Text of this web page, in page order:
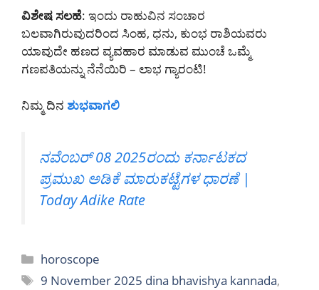
ವಿಶೇಷ ಸಲಹೆ: ಇಂದು ರಾಹುವಿನ ಸಂಚಾರ
ಬಲವಾಗಿರುವುದರಿಂದ ಸಿಂಹ, ಧನು, ಕುಂಭ ರಾಶಿಯವರು
ಯಾವುದೇ ಹಣದ ವ್ಯವಹಾರ ಮಾಡುವ ಮುಂಚೆ ಒಮ್ಮೆ
ಗಣಪತಿಯನ್ನು ನೆನೆಯಿರಿ – ಲಾಭ ಗ್ಯಾರಂಟಿ!
ನಿಮ್ಮ ದಿನ ಶುಭವಾಗಲಿ
ನವೆಂಬರ್ 08 2025ರಂದು ಕರ್ನಾಟಕದ
ಪ್ರಮುಖ ಅಡಿಕೆ ಮಾರುಕಟ್ಟೆಗಳ ಧಾರಣೆ |
Today Adike Rate
Categories
horoscope
Tags
9 November 2025 dina bhavishya kannada,